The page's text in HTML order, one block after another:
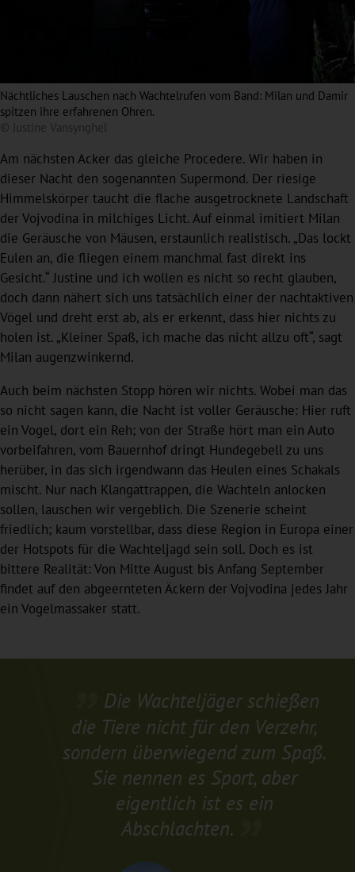
Nächtliches Lauschen nach Wachtelrufen vom Band: Milan und Damir
spitzen ihre erfahrenen Ohren.
© Justine Vansynghel
Am nächsten Acker das gleiche Procedere. Wir haben in
dieser Nacht den sogenannten Supermond. Der riesige
Himmelskörper taucht die flache ausgetrocknete Landschaft
der Vojvodina in milchiges Licht. Auf einmal imitiert Milan
die Geräusche von Mäusen, erstaunlich realistisch. „Das lockt
Eulen an, die fliegen einem manchmal fast direkt ins
Gesicht.“ Justine und ich wollen es nicht so recht glauben,
doch dann nähert sich uns tatsächlich einer der nachtaktiven
Vögel und dreht erst ab, als er erkennt, dass hier nichts zu
holen ist. „Kleiner Spaß, ich mache das nicht allzu oft“, sagt
Milan augenzwinkernd.
Auch beim nächsten Stopp hören wir nichts. Wobei man das
so nicht sagen kann, die Nacht ist voller Geräusche: Hier ruft
ein Vogel, dort ein Reh; von der Straße hört man ein Auto
vorbeifahren, vom Bauernhof dringt Hundegebell zu uns
herüber, in das sich irgendwann das Heulen eines Schakals
mischt. Nur nach Klangattrappen, die Wachteln anlocken
sollen, lauschen wir vergeblich. Die Szenerie scheint
friedlich; kaum vorstellbar, dass diese Region in Europa einer
der Hotspots für die Wachteljagd sein soll. Doch es ist
bittere Realität: Von Mitte August bis Anfang September
findet auf den abgeernteten Äckern der Vojvodina jedes Jahr
ein Vogelmassaker statt.
Die Wachteljäger schießen
die Tiere nicht für den Verzehr,
sondern überwiegend zum Spaß.
Sie nennen es Sport, aber
eigentlich ist es ein
Abschlachten.